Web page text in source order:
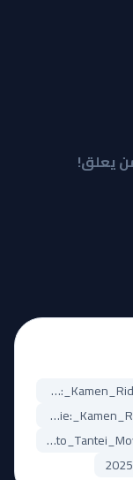
يعلق!
#مشاهدة_أنمي_Fuuto_Tantei_Movie:_Kamen_Rider_Skull_no_Shouzou
#تحميل_حلقات_Fuuto_Tantei_Movie:_Kamen_Rider_Skull_no_Shouzou
#Fuuto_Tantei_Movie:_Kamen_Rider_Skull_no_Shouzou_مترجم